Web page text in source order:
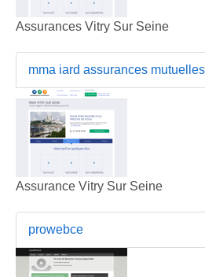
Assurances Vitry Sur Seine
mma iard assurances mutuelles
Assurance Vitry Sur Seine
prowebce